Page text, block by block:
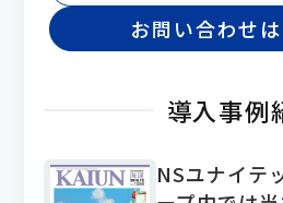
お問い合わせ
導入事例
NSユナイテ